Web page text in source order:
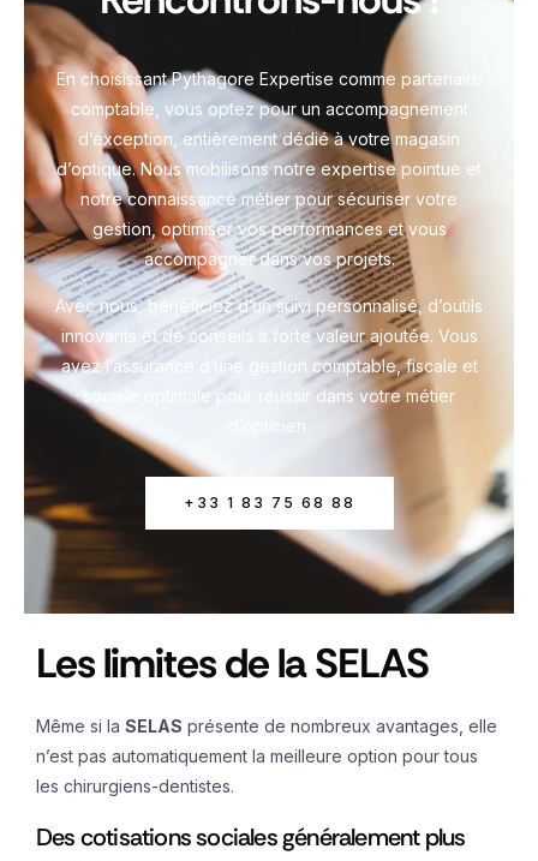
En choisissant Pythagore Expertise comme partenaire
comptable, vous optez pour un accompagnement
d’exception, entièrement dédié à votre magasin
d’optique. Nous mobilisons notre expertise pointue et
notre connaissance métier pour sécuriser votre
gestion, optimiser vos performances et vous
accompagner dans vos projets.
Avec nous, bénéficiez d’un suivi personnalisé, d’outils
innovants et de conseils à forte valeur ajoutée. Vous
avez l’assurance d’une gestion comptable, fiscale et
sociale optimale pour réussir dans votre métier
d’opticien.
+33 1 83 75 68 88
Les limites de la SELAS
Même si la SELAS présente de nombreux avantages, elle
n’est pas automatiquement la meilleure option pour tous
les chirurgiens-dentistes.
Des cotisations sociales généralement plus